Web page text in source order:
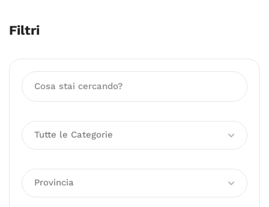
Filtri
Tutte le Categorie
Provincia